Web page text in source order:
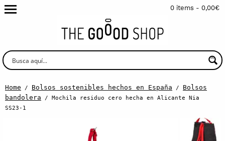
0 items - 0,00€
Home / Bolsos sostenibles hechos en España / Bolsos
bandolera / Mochila residuo cero hecha en Alicante Nia
SS23-1